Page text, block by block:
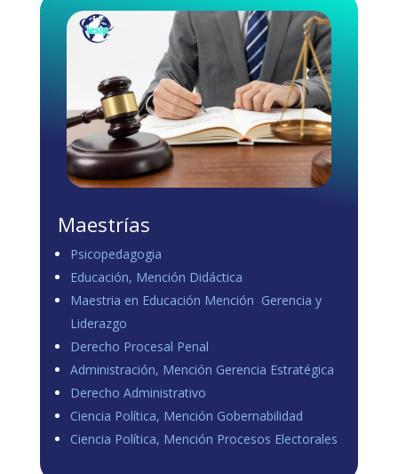
Maestrías
Psicopedagogia
Educación, Mención Didáctica
Maestria en Educación Mención Gerencia y
Liderazgo
Derecho Procesal Penal
Administración, Mención Gerencia Estratégica
Derecho Administrativo
Ciencia Política, Mención Gobernabilidad
Ciencia Política, Mención Procesos Electorales